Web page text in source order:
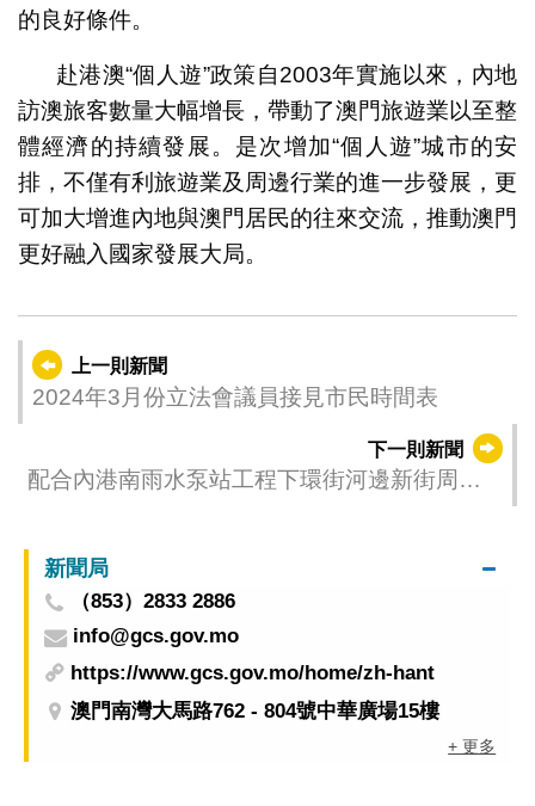
的良好條件。
赴港澳“個人遊”政策自2003年實施以來，內地
訪澳旅客數量大幅增長，帶動了澳門旅遊業以至整
體經濟的持續發展。是次增加“個人遊”城市的安
排，不僅有利旅遊業及周邊行業的進一步發展，更
可加大增進內地與澳門居民的往來交流，推動澳門
更好融入國家發展大局。
上一則新聞
2024年3月份立法會議員接見市民時間表
下一則新聞
配合內港南雨水泵站工程下環街河邊新街周日
新聞局
（853）2833 2886
info@gcs.gov.mo
https://www.gcs.gov.mo/home/zh-hant
澳門南灣大馬路762 - 804號中華廣場15樓
+ 更多